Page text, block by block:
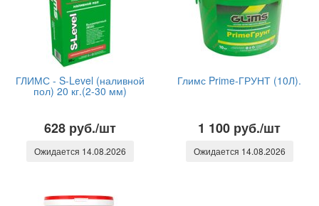
ГЛИМС - S-Level (наливной
пол) 20 кг.(2-30 мм)
628 руб./шт
Ожидается 14.08.2026
Глимс Prime-ГРУНТ (10Л).
1 100 руб./шт
Ожидается 14.08.2026